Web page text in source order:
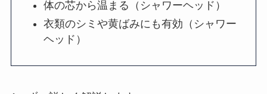
体の芯から温まる（シャワーヘッド）
衣類のシミや黄ばみにも有効（シャワー
ヘッド）